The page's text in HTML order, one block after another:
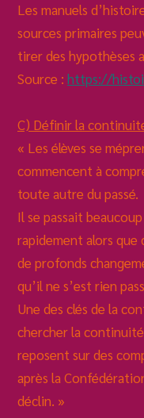
Les manuels
sources primaires
tirer des hypothèses
Source : https://
C) Définir la
« Les élèves se
commencent à
toute autre du passé.
Il se passait
rapidement alors que
de profonds
qu’il ne s’est rien
Une des clés de la
chercher la
reposent sur des
après la
déclin. »